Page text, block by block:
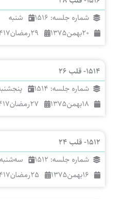
شماره جلسه: 1516
شنبه
20بهمن1375
29رمضان
1514- قلب 26
شماره جلسه: 1514
18بهمن1375
27رمضان
1512- قلب 24
شماره جلسه: 1512
سه‌شنبه
16بهمن1375
25رمضان